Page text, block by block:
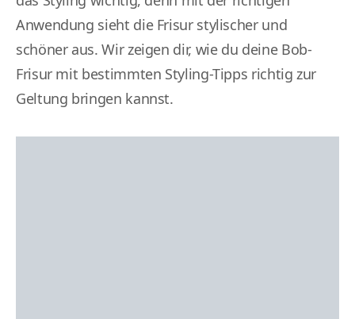
Anwendung sieht die Frisur stylischer und
schöner aus. Wir zeigen dir, wie du deine Bob-
Frisur mit bestimmten Styling-Tipps richtig zur
Geltung bringen kannst.